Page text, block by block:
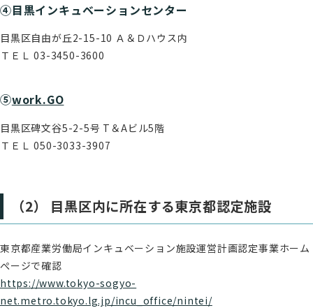
④目黒インキュベーションセンター
目黒区自由が丘2-15-10 Ａ＆Ｄハウス内
ＴＥＬ 03-3450-3600
⑤work.GO
⽬黒区碑文谷5-2-5号 T＆Aビル5階
ＴＥＬ 050-3033-3907
（2） 目黒区内に所在する東京都認定施設
東京都産業労働局インキュベーション施設運営計画認定事業ホーム
ぺージで確認
https://www.tokyo-sogyo-
net.metro.tokyo.lg.jp/incu_office/nintei/